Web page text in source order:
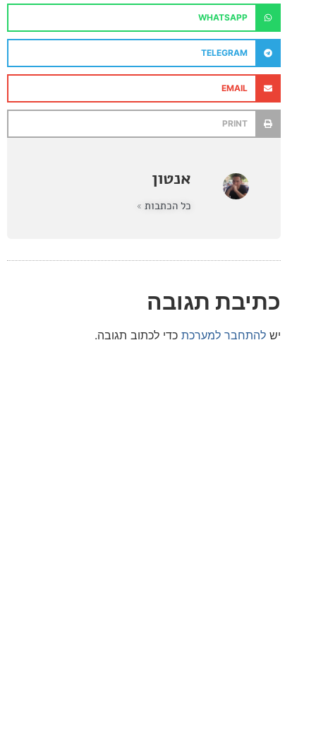
WHATSAPP
TELEGRAM
אנטון
תגובה
למערכתכדי לכתוב תגובה.